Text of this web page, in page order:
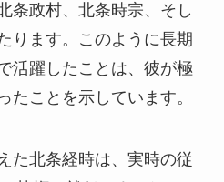
条政村、北条時宗、そし
ります。このように長期
活躍したことは、彼が極
たことを示しています。
た北条経時は、実時の従